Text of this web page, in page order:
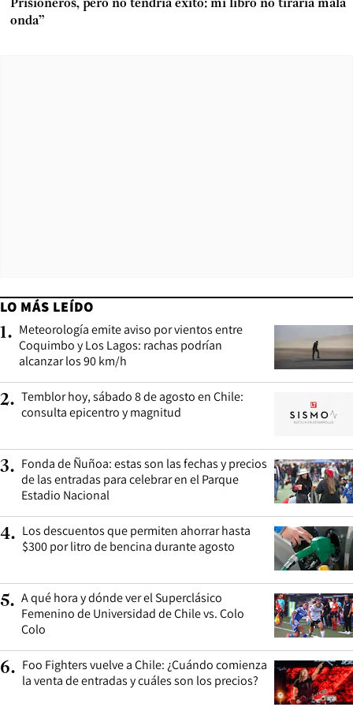
Prisioneros, pero no tendría éxito: mi libro no tiraría mala
onda”
LO MÁS LEÍDO
1. Meteorología emite aviso por vientos entre
Coquimbo y Los Lagos: rachas podrían
alcanzar los 90 km/h
2. Temblor hoy, sábado 8 de agosto en Chile:
consulta epicentro y magnitud
3. Fonda de Ñuñoa: estas son las fechas y precios
de las entradas para celebrar en el Parque
Estadio Nacional
4. Los descuentos que permiten ahorrar hasta
$300 por litro de bencina durante agosto
5. A qué hora y dónde ver el Superclásico
Femenino de Universidad de Chile vs. Colo
Colo
6. Foo Fighters vuelve a Chile: ¿Cuándo comienza
la venta de entradas y cuáles son los precios?